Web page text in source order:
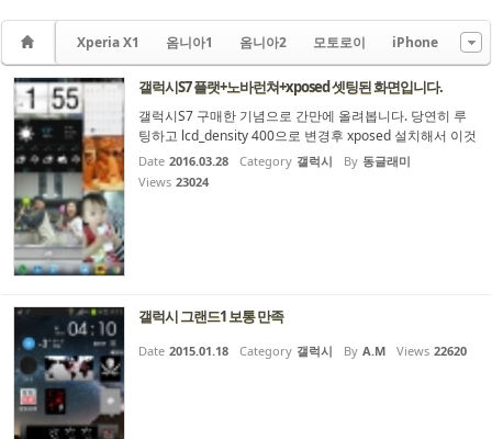
Xperia X1 옴니아1 옴니아2 모토로이 iPhone
갤럭시S7 플랫+노바런쳐+xposed 셋팅된 화면입니다.
갤럭시S7 구매한 기념으로 간만에 올려봅니다. 당연히 루
팅하고 lcd_density 400으로 변경후 xposed 설치해서 이것
저것 시스템 꾸미고 언제나 쓰던 노바런쳐입니다. 시계는 H
D Widget, 날씨는 1weather, 달력은 June, 사진은 애니메이
Date 2016.03.28 Category 갤럭시 By 동글래미
Views 23024
갤럭시 그랜드1 보통 만족
Date 2015.01.18 Category 갤럭시 By A.M Views 22620